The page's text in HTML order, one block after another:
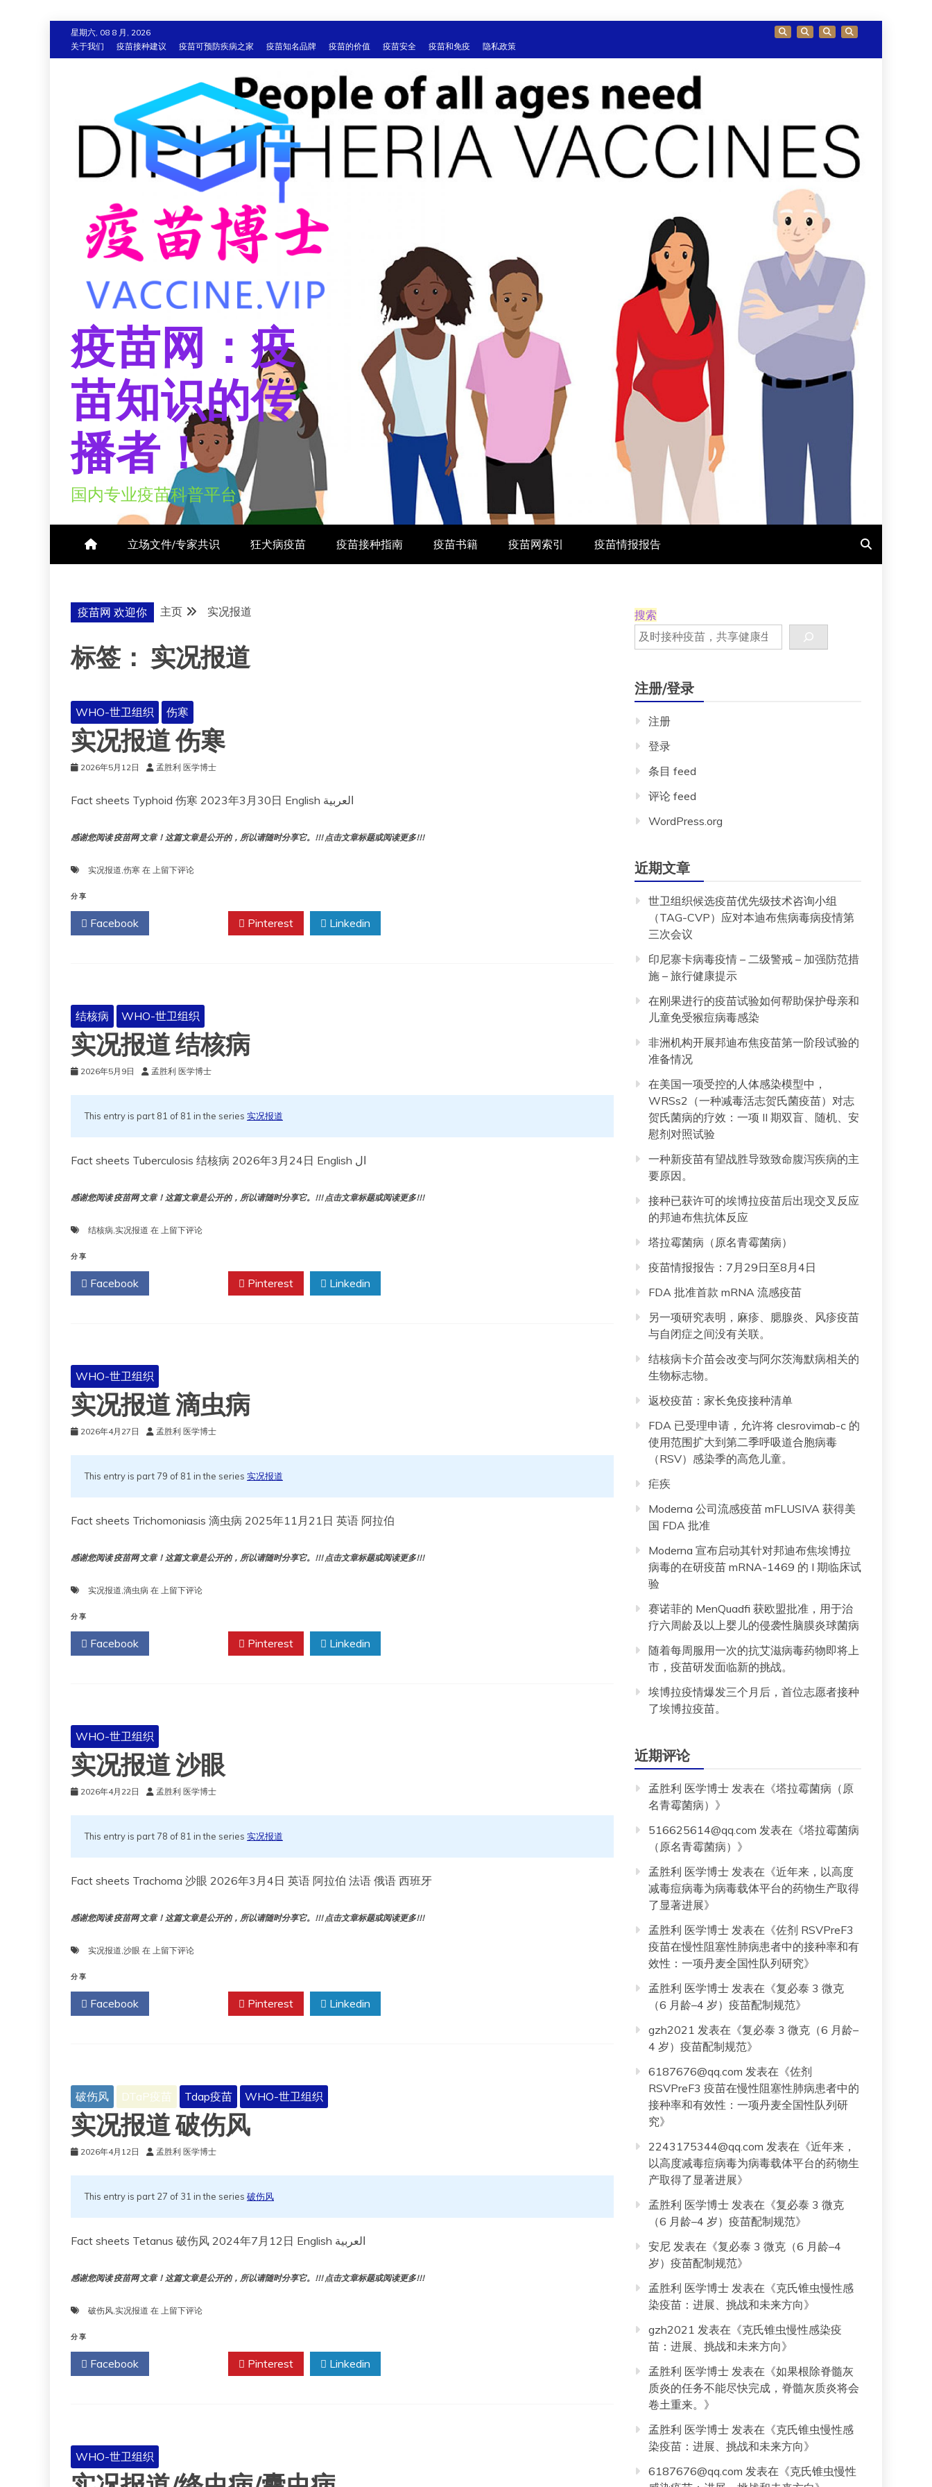
星期六, 08 8 月, 2026
关于我们
疫苗接种建议 疫苗可预防疾病之家 疫苗知名品牌 疫苗的价值 疫苗安全 疫苗和免疫 隐私政策
疫苗网：疫
苗知识的传
播者！
国内专业疫苗科普平台
立场文件/专家共识 狂犬病疫苗 疫苗接种指南 疫苗书籍 疫苗网索引 疫苗情报报告
疫苗网 欢迎你 主页 实况报道
标签： 实况报道
WHO-世卫组织 伤寒
实况报道 伤寒
2026年5月12日 孟胜利 医学博士
Fact sheets Typhoid 伤寒 2023年3月30日 English العربية
感谢您阅读 疫苗网 文章！这篇文章是公开的，所以请随时分享它。!!! 点击文章标题或阅读更多!!!
实况报道,伤寒 在 实
上留下评论
分享
Facebook Pinterest Linkedin
结核病 WHO-世卫组织
实况报道 结核病
2026年5月9日 孟胜利 医学博士
This entry is part 81 of 81 in the series 实况报道
Fact sheets Tuberculosis 结核病 2026年3月24日 English ال
感谢您阅读 疫苗网 文章！这篇文章是公开的，所以请随时分享它。!!! 点击文章标题或阅读更多!!!
结核病,实况报道 在 实
上留下评论
分享
Facebook Pinterest Linkedin
WHO-世卫组织
实况报道 滴虫病
2026年4月27日 孟胜利 医学博士
This entry is part 79 of 81 in the series 实况报道
Fact sheets Trichomoniasis 滴虫病 2025年11月21日 英语 阿拉伯
感谢您阅读 疫苗网 文章！这篇文章是公开的，所以请随时分享它。!!! 点击文章标题或阅读更多!!!
实况报道,滴虫病 在 实
上留下评论
分享
Facebook Pinterest Linkedin
WHO-世卫组织
实况报道 沙眼
2026年4月22日 孟胜利 医学博士
This entry is part 78 of 81 in the series 实况报道
Fact sheets Trachoma 沙眼 2026年3月4日 英语 阿拉伯 法语 俄语 西班牙
感谢您阅读 疫苗网 文章！这篇文章是公开的，所以请随时分享它。!!! 点击文章标题或阅读更多!!!
实况报道,沙眼 在 实
上留下评论
分享
Facebook Pinterest Linkedin
破伤风 DTaP疫苗 Tdap疫苗 WHO-世卫组织
实况报道 破伤风
2026年4月12日 孟胜利 医学博士
This entry is part 27 of 31 in the series 破伤风
Fact sheets Tetanus 破伤风 2024年7月12日 English العربية
感谢您阅读 疫苗网 文章！这篇文章是公开的，所以请随时分享它。!!! 点击文章标题或阅读更多!!!
破伤风,实况报道 在 实
上留下评论
分享
Facebook Pinterest Linkedin
WHO-世卫组织
搜索
注册/登录
注册
登录
条目 feed
评论 feed
WordPress.org
近期文章
世卫组织候选疫苗优先级技术咨询小组
（TAG-CVP）应对本迪布焦病毒病疫情第
三次会议
印尼寨卡病毒疫情 – 二级警戒 – 加强防范措
施 – 旅行健康提示
在刚果进行的疫苗试验如何帮助保护母亲和
儿童免受猴痘病毒感染
非洲机构开展邦迪布焦疫苗第一阶段试验的
准备情况
在美国一项受控的人体感染模型中，
WRSs2（一种减毒活志贺氏菌疫苗）对志
贺氏菌病的疗效：一项 II 期双盲、随机、安
慰剂对照试验
一种新疫苗有望战胜导致致命腹泻疾病的主
要原因。
接种已获许可的埃博拉疫苗后出现交叉反应
的邦迪布焦抗体反应
塔拉霉菌病（原名青霉菌病）
疫苗情报报告：7月29日至8月4日
FDA 批准首款 mRNA 流感疫苗
另一项研究表明，麻疹、腮腺炎、风疹疫苗
与自闭症之间没有关联。
结核病卡介苗会改变与阿尔茨海默病相关的
生物标志物。
返校疫苗：家长免疫接种清单
FDA 已受理申请，允许将 clesrovimab-c 的
使用范围扩大到第二季呼吸道合胞病毒
（RSV）感染季的高危儿童。
疟疾
Moderna 公司流感疫苗 mFLUSIVA 获得美
国 FDA 批准
Moderna 宣布启动其针对邦迪布焦埃博拉
病毒的在研疫苗 mRNA-1469 的 I 期临床试
验
赛诺菲的 MenQuadfi 获欧盟批准，用于治
疗六周龄及以上婴儿的侵袭性脑膜炎球菌病
随着每周服用一次的抗艾滋病毒药物即将上
市，疫苗研发面临新的挑战。
埃博拉疫情爆发三个月后，首位志愿者接种
了埃博拉疫苗。
近期评论
孟胜利 医学博士 发表在《塔拉霉菌病（原
名青霉菌病） 》
516625614@qq.com 发表在《塔拉霉菌病
（原名青霉菌病） 》
孟胜利 医学博士 发表在《近年来，以高度
减毒痘病毒为病毒载体平台的药物生产取得
了显著进展》
孟胜利 医学博士 发表在《佐剂 RSVPreF3
疫苗在慢性阻塞性肺病患者中的接种率和有
效性：一项丹麦全国性队列研究》
孟胜利 医学博士 发表在《复必泰 3 微克
（6 月龄–4 岁）疫苗配制规范》
gzh2021 发表在《复必泰 3 微克（6 月龄–
4 岁）疫苗配制规范》
6187676@qq.com 发表在《佐剂
RSVPreF3 疫苗在慢性阻塞性肺病患者中的
接种率和有效性：一项丹麦全国性队列研
究》
2243175344@qq.com 发表在《近年来，
以高度减毒痘病毒为病毒载体平台的药物生
产取得了显著进展》
孟胜利 医学博士 发表在《复必泰 3 微克
（6 月龄–4 岁）疫苗配制规范》
安尼 发表在《复必泰 3 微克（6 月龄–4
岁）疫苗配制规范》
孟胜利 医学博士 发表在《克氏锥虫慢性感
染疫苗：进展、挑战和未来方向》
gzh2021 发表在《克氏锥虫慢性感染疫
苗：进展、挑战和未来方向》
孟胜利 医学博士 发表在《如果根除脊髓灰
质炎的任务不能尽快完成，脊髓灰质炎将会
卷土重来。 》
孟胜利 医学博士 发表在《克氏锥虫慢性感
染疫苗：进展、挑战和未来方向》
6187676@qq.com 发表在《克氏锥虫慢性